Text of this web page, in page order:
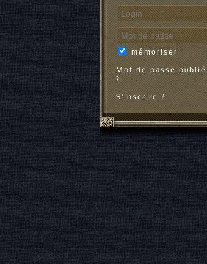
mémoriser
Mot de passe oublié
?
S'inscrire ?